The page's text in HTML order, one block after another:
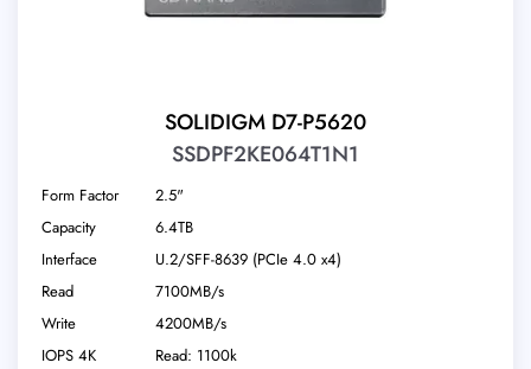
SOLIDIGM D7-P5620
SSDPF2KE064T1N1
Form Factor
2.5"
Capacity
6.4TB
Interface
U.2/​SFF-8639 (PCIe 4.0 x4)
Read
7100MB/s
Write
4200MB/s
IOPS 4K
Read: 1100k